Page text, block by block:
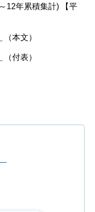
12年累積集計) 【平
（本文）
（付表）